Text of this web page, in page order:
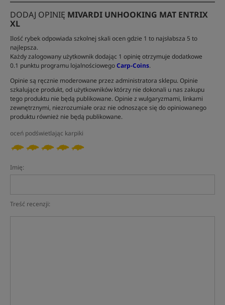
DODAJ OPINIĘ MIVARDI UNHOOKING MAT ENTRIX
XL
Ilość rybek odpowiada szkolnej skali ocen gdzie 1 to najsłabsza 5 to
najlepsza.
Każdy zalogowany użytkownik dodając 1 opinię otrzymuje dodatkowe
0.1 punktu programu lojalnościowegoCarp-Coins.
Opinie są ręcznie moderowane przez administratora sklepu. Opinie
szkalujące produkt, od użytkowników którzy nie dokonali u nas zakupu
tego produktu nie będą publikowane. Opinie z wulgaryzmami, linkami
zewnętrznymi, niezrozumiałe oraz nie odnoszące się do opiniowanego
produktu również nie będą publikowane.
oceń podświetlając karpiki
Imię:
Treść recenzji: